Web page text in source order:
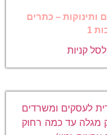
ותינוקות – כתרים
1
קניות